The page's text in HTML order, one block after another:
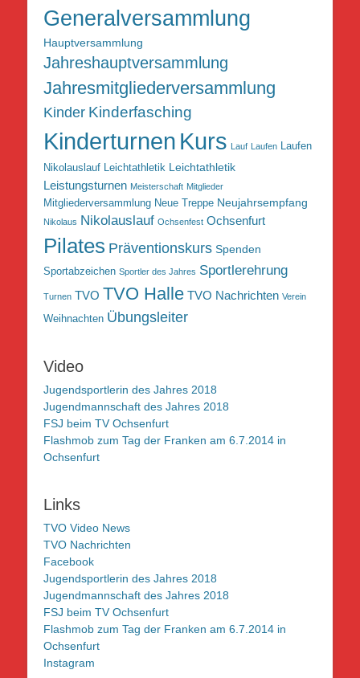
Generalversammlung
Hauptversammlung
Jahreshauptversammlung
Jahresmitgliederversammlung
Kinder Kinderfasching
Kinderturnen Kurs Lauf Laufen Laufen
Nikolauslauf Leichtathletik Leichtathletik
Leistungsturnen Meisterschaft Mitglieder
Mitgliederversammlung Neue Treppe Neujahrsempfang
Nikolaus Nikolauslauf Ochsenfest Ochsenfurt
Pilates Präventionskurs Spenden
Sportabzeichen Sportler des Jahres Sportlerehrung
Turnen TVO TVO Halle TVO Nachrichten Verein
Weihnachten Übungsleiter
Video
Jugendsportlerin des Jahres 2018
Jugendmannschaft des Jahres 2018
FSJ beim TV Ochsenfurt
Flashmob zum Tag der Franken am 6.7.2014 in
Ochsenfurt
Links
TVO Video News
TVO Nachrichten
Facebook
Jugendsportlerin des Jahres 2018
Jugendmannschaft des Jahres 2018
FSJ beim TV Ochsenfurt
Flashmob zum Tag der Franken am 6.7.2014 in
Ochsenfurt
Instagram